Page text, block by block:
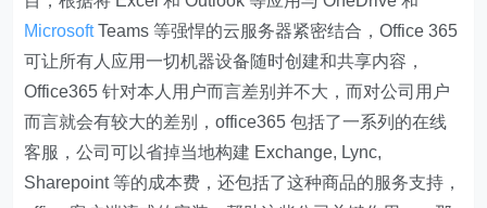
MicrosoftTeams 等强悍的云服务器紧密结合，Office 365
可让所有人应用一切机器设备随时创建和共享内容，
Office365 针对本人用户而言差别并不大，而对公司用户
而言就会有较大的差别，office365 包括了一系列的在线
客服，公司可以省掉当地构建 Exchange, Lync,
Sharepoint 等的成本费，还包括了这种商品的服务支持，